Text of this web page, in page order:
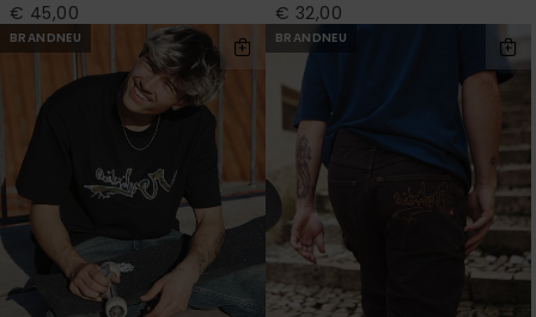
€ 45,00 € 32,00
BRANDNEU BRANDNEU